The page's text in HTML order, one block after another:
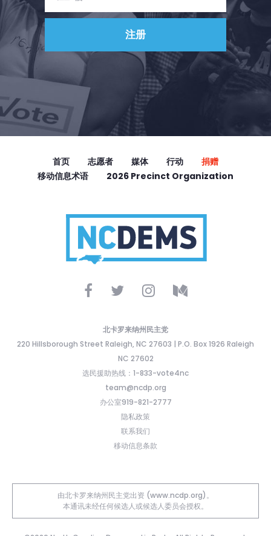
首页 志愿者 媒体 行动
捐赠
移动信息术语
2026 Precinct Organization
北卡罗来纳州民主党
220 Hillsborough Street Raleigh, NC 27603 | P.O. Box 1926 Raleigh
NC 27602
选民援助热线：1-833-vote4nc
team@ncdp.org
办公室919-821-2777
隐私政策
联系我们
移动信息条款
由北卡罗来纳州民主党出资 (www.ncdp.org)。
本通讯未经任何候选人或候选人委员会授权。